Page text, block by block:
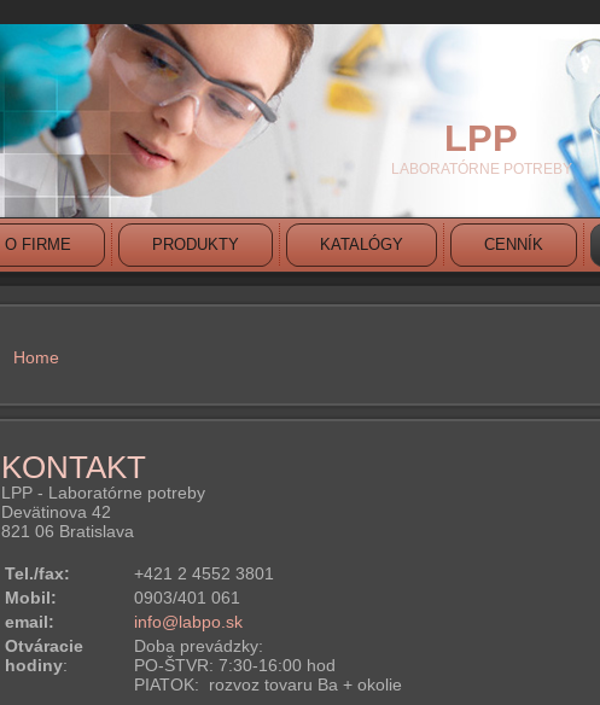
LPP
LABORATÓRNE POTREBY
O FIRME PRODUKTY KATALÓGY CENNÍK
YOU ARE HERE
Home
KONTAKT
LPP - Laboratórne potreby
Devätinova 42
821 06 Bratislava
Tel./fax:
+421 2 4552 3801
Mobil:
0903/401 061
email:
info@labpo.sk
Otváracie
hodiny:
Doba prevádzky:
PO-ŠTVR: 7:30-16:00 hod
PIATOK: rozvoz tovaru Ba + okolie